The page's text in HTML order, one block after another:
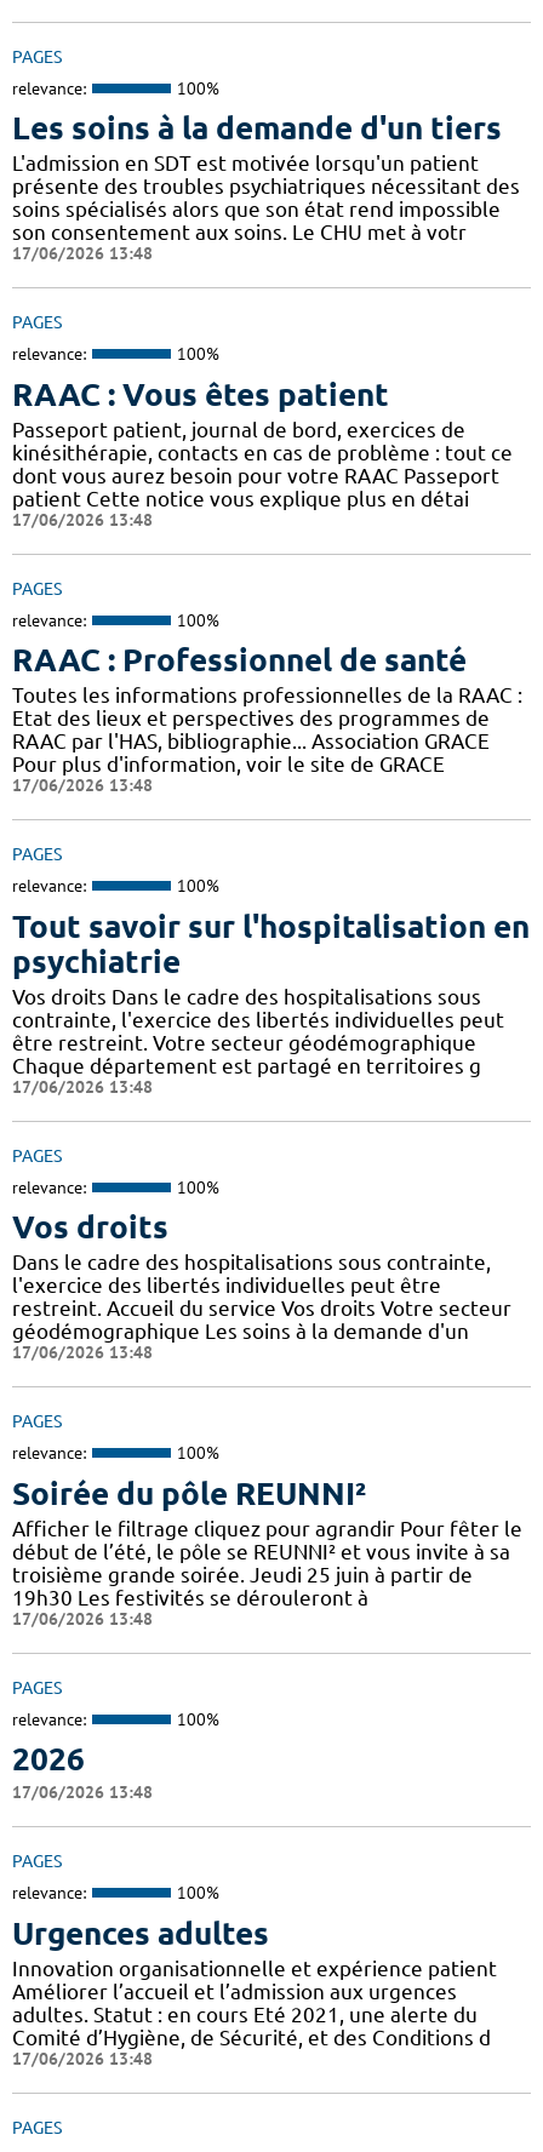
PAGES
relevance: 100%
Les soins à la demande d'un tiers
L'admission en SDT est motivée lorsqu'un patient
présente des troubles psychiatriques nécessitant des
soins spécialisés alors que son état rend impossible
son consentement aux soins. Le CHU met à votr
17/06/2026 13:48
PAGES
relevance: 100%
RAAC : Vous êtes patient
Passeport patient, journal de bord, exercices de
kinésithérapie, contacts en cas de problème : tout ce
dont vous aurez besoin pour votre RAAC Passeport
patient Cette notice vous explique plus en détai
17/06/2026 13:48
PAGES
relevance: 100%
RAAC : Professionnel de santé
Toutes les informations professionnelles de la RAAC :
Etat des lieux et perspectives des programmes de
RAAC par l'HAS, bibliographie... Association GRACE
Pour plus d'information, voir le site de GRACE
17/06/2026 13:48
PAGES
relevance: 100%
Tout savoir sur l'hospitalisation en
psychiatrie
Vos droits Dans le cadre des hospitalisations sous
contrainte, l'exercice des libertés individuelles peut
être restreint. Votre secteur géodémographique
Chaque département est partagé en territoires g
17/06/2026 13:48
PAGES
relevance: 100%
Vos droits
Dans le cadre des hospitalisations sous contrainte,
l'exercice des libertés individuelles peut être
restreint. Accueil du service Vos droits Votre secteur
géodémographique Les soins à la demande d'un
17/06/2026 13:48
PAGES
relevance: 100%
Soirée du pôle REUNNI²
Afficher le filtrage cliquez pour agrandir Pour fêter le
début de l’été, le pôle se REUNNI² et vous invite à sa
troisième grande soirée. Jeudi 25 juin à partir de
19h30 Les festivités se dérouleront à
17/06/2026 13:48
PAGES
relevance: 100%
2026
17/06/2026 13:48
PAGES
relevance: 100%
Urgences adultes
Innovation organisationnelle et expérience patient
Améliorer l’accueil et l’admission aux urgences
adultes. Statut : en cours Eté 2021, une alerte du
Comité d’Hygiène, de Sécurité, et des Conditions d
17/06/2026 13:48
PAGES